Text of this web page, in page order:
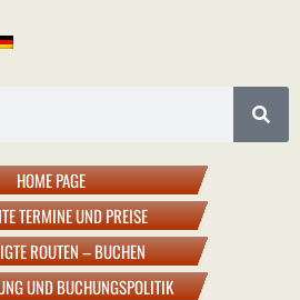
HOME PAGE
TERMINE UND PREISE
ROUTEN – BUCHEN
UND BUCHUNGSPOLITIK